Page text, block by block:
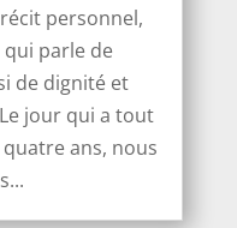
personnel,
parle de
de dignité et
jour qui a tout
ans, nous